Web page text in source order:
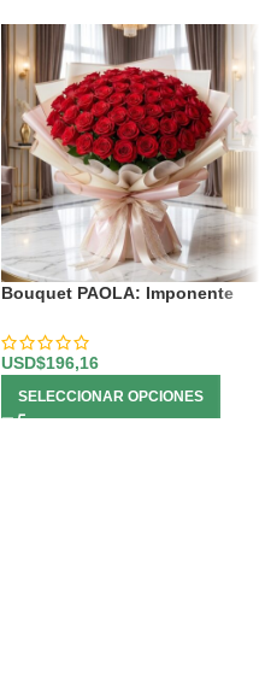
Bouquet PAOLA: Imponente
Rosas 🌹
USD$196,16
SELECCIONAR OPCIONES